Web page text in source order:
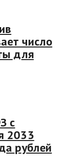
число
для
с
2033
рублей